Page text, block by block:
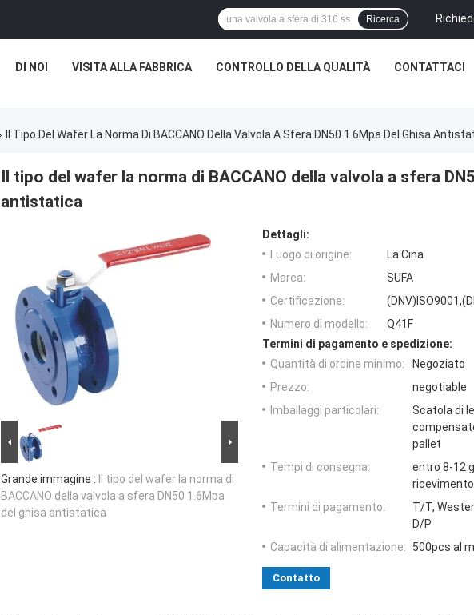
Ricerca
DI NOI VISITA ALLA FABBRICA CONTROLLO DELLA QUALITÀ CONTATTACI
Il Tipo Del Wafer La Norma Di BACCANO Della Valvola A Sfera DN50 1.6Mpa Del Ghisa
Il tipo del wafer la norma di BACCANO della valvola a sfera
antistatica
Grande immagine :
Il tipo del wafer la norma di
BACCANO della valvola a sfera DN50 1.6Mpa
del ghisa antistatica
Dettagli:
Luogo di origine:
La Cina
Marca:
SUFA
Certificazione:
Numero di modello:
Q41F
Termini di pagamento e spedizione:
Quantità di ordine minimo:
Negoziato
Prezzo:
negotiable
Imballaggi particolari:
Scatola di
pallet
Tempi di consegna:
entro 8-12
Termini di pagamento:
T/T,
D/P
Capacità di alimentazione:
500pcs al
Contatto